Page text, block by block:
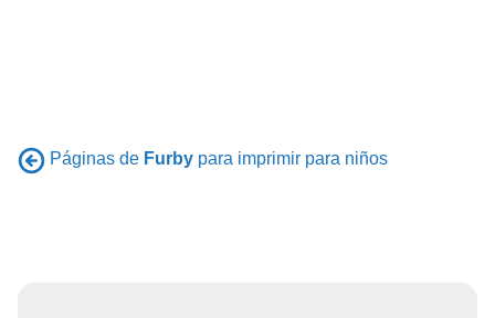
Páginas de Furby para imprimir para niños